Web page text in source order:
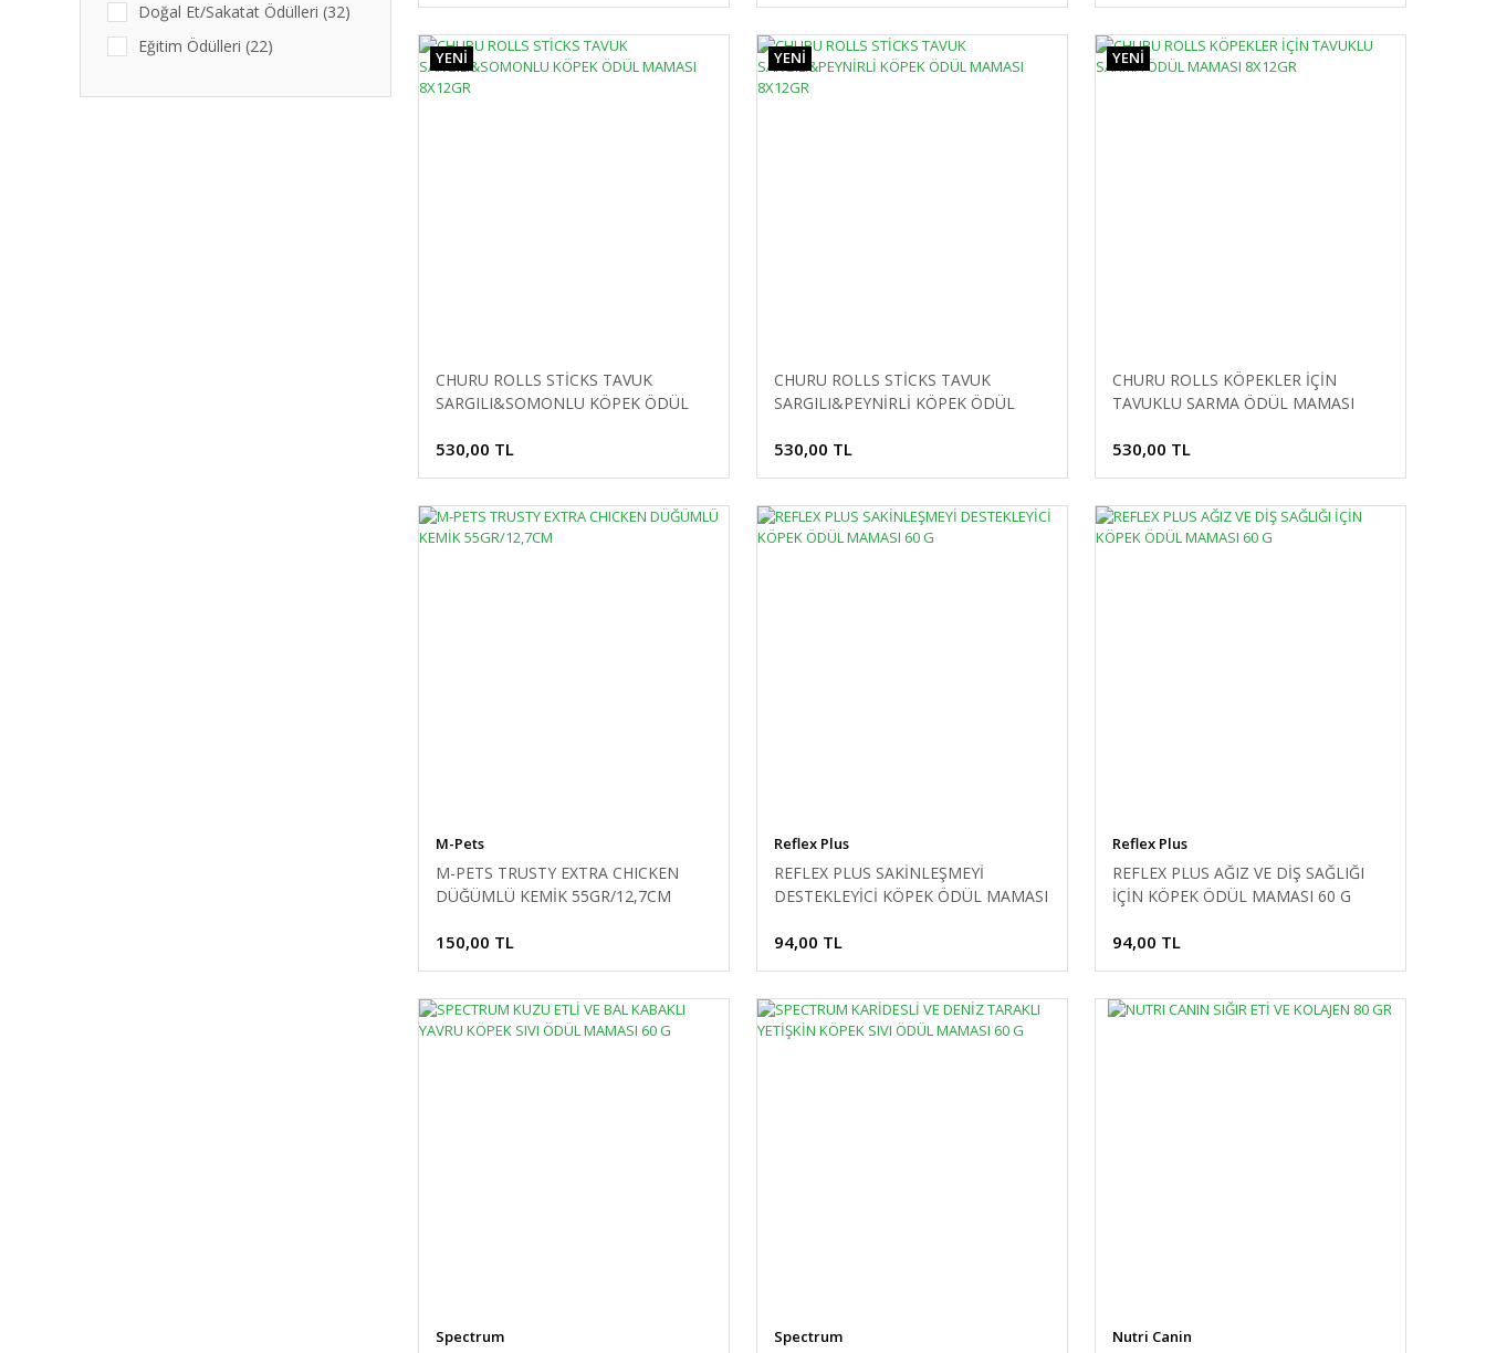
Wanpy (2)
Doğal Et/Sakatat Ödülleri (32)
Eğitim Ödülleri (22)
YENİ
CHURU ROLLS STİCKS TAVUK
SARGILI&SOMONLU KÖPEK ÖDÜL
530,00 TL
YENİ
CHURU ROLLS STİCKS TAVUK
SARGILI&PEYNİRLİ KÖPEK ÖDÜL
530,00 TL
YENİ
CHURU ROLLS KÖPEKLER İÇİN
TAVUKLU SARMA ÖDÜL MAMASI
530,00 TL
M-Pets
M-PETS TRUSTY EXTRA CHICKEN
DÜĞÜMLÜ KEMİK 55GR/12,7CM
150,00 TL
Reflex Plus
REFLEX PLUS SAKİNLEŞMEYİ
DESTEKLEYİCİ KÖPEK ÖDÜL MAMASI
94,00 TL
Reflex Plus
REFLEX PLUS AĞIZ VE DİŞ SAĞLIĞI
İÇİN KÖPEK ÖDÜL MAMASI 60 G
94,00 TL
Spectrum Spectrum Nutri Canin